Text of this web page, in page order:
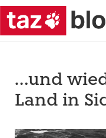
…und
Land in